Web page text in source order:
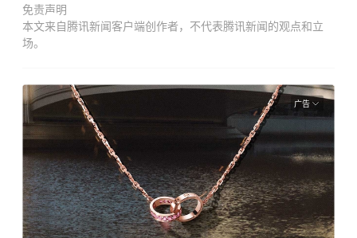
免责声明
本文来自腾讯新闻客户端创作者，不代表腾讯新闻的观点和立
场。
广告